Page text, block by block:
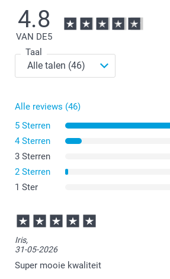
4.8
VAN DE5
Taal
Alle reviews (46)
5 Sterren
4 Sterren
3 Sterren
2 Sterren
1 Ster
Iris,
31-05-2026
Super mooie kwaliteit